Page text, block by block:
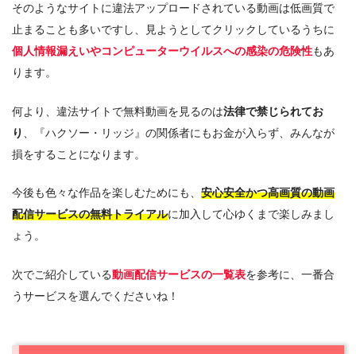
そのようなサイトに違法アップロードされている動画は低画質で
止まることも多いですし、見ようとしてクリックしているうちに
個人情報漏えいやコンピューターウイルスへの感染の危険性もあ
ります。
何より、違法サイトで無料動画を見るのは法律で禁じられてお
り
、『ハクソー・リッジ』の関係者にもお金が入らず、みんなが
損をすることになります。
今後も色々な作品を楽しむためにも、 安心安全かつ高画質の動画
配信サービスの無料トライアルに加入して心ゆくまで楽しみまし
ょう。
次でご紹介している動画配信サービスの一覧表を参考に、一番合
うサービスを選んでくださいね！